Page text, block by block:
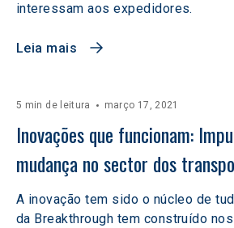
interessam aos expedidores.
Leia mais
5 min de leitura março 17, 2021
Inovações que funcionam:
mudança no sector dos
A inovação tem sido o núcleo de
da Breakthrough tem construído